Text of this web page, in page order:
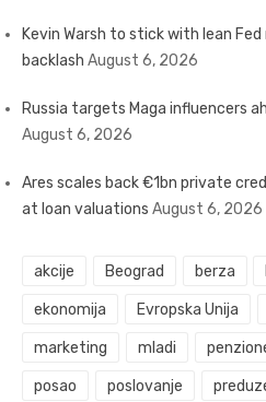
Kevin Warsh to stick with lean
backlash August 6, 2026
Russia targets Maga influencers
August 6, 2026
Ares scales back €1bn private
at loan valuations August 6, 2026
akcije Beograd berza
ekonomija Evropska Unija
marketing mladi
posao poslovanje